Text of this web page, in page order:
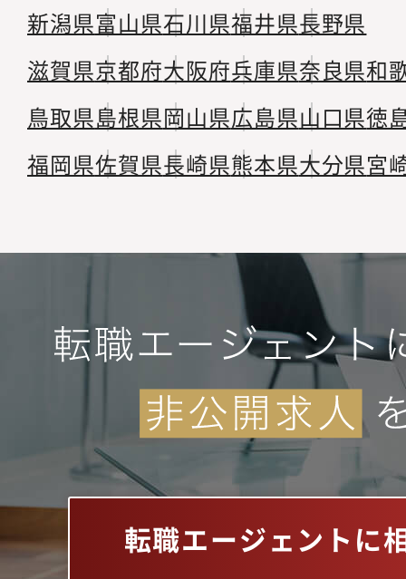
新潟県富山県石川県福井県長野県
滋賀県京都府大阪府兵庫県奈良県和
鳥取県島根県岡山県広島県山口県徳
福岡県佐賀県長崎県熊本県大分県宮
転職エージェントに